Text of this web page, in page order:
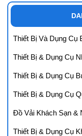
Thiết Bị Và Dụng Cụ
Thiết Bị & Dụng Cụ
Thiết Bị & Dụng Cụ
Thiết Bị & Dụng Cụ
Đồ Vải Khách Sạn &
Thiết Bị & Dụng Cụ